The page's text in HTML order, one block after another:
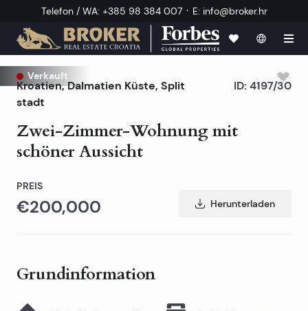
Telefon / WA: +385 98 384 007 · E: info@broker.hr
Verkauft
Kroatien,Dalmatien Küste, Split
stadt
Zwei-Zimmer-Wohnung mit
schöner Aussicht
ID: 4197/30
PREIS
€200,000 Herunterladen
Grundinformation